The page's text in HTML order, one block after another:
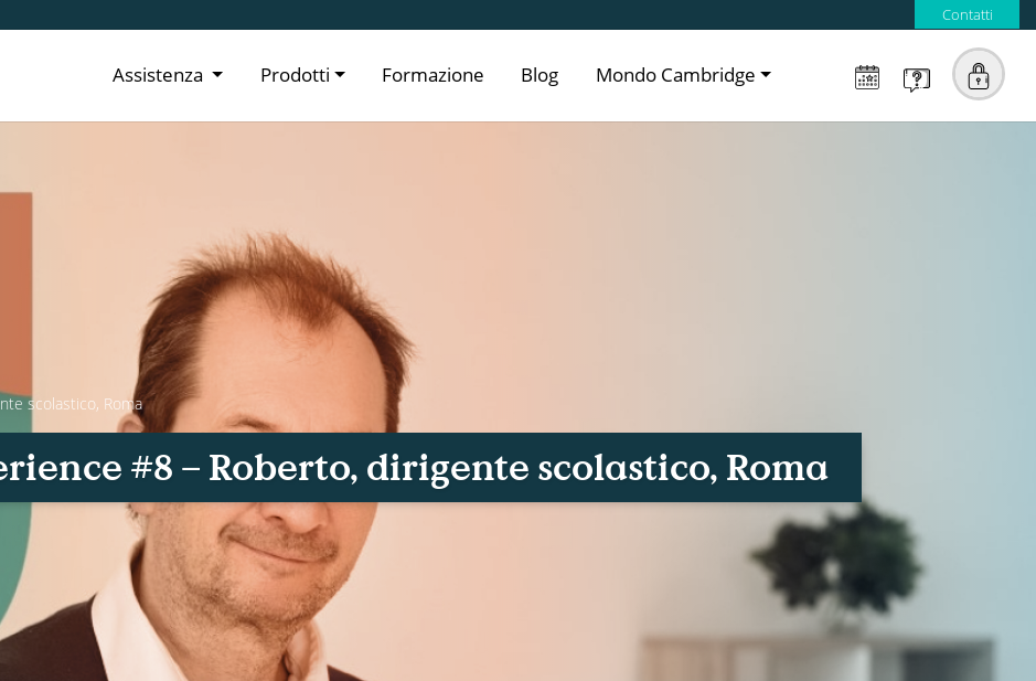
Contatti
Assistenza Prodotti Formazione Blog Mondo Cambridge
scolastico, Roma
#8 – Roberto, dirigente scolastico, Roma